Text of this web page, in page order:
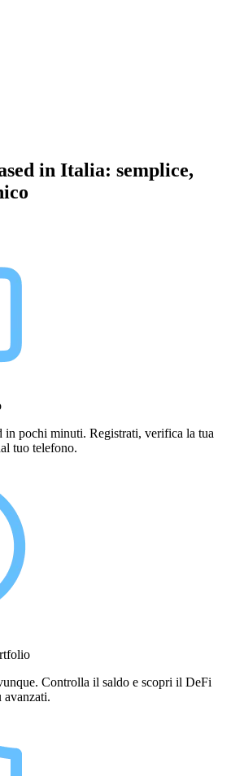
in Italia: semplice,
in pochi minuti. Registrati, verifica la tua
tuo telefono.
Controlla il saldo e scopri il DeFi
avanzati.